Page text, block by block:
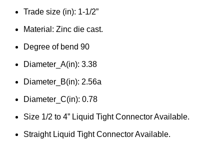
Trade size (in): 1-1/2”
Material: Zinc die cast.
Degree of bend 90
Diameter_A(in): 3.38
Diameter_B(in): 2.56a
Diameter_C(in): 0.78
Size 1/2 to 4” Liquid Tight Connector Available.
Straight Liquid Tight Connector Available.